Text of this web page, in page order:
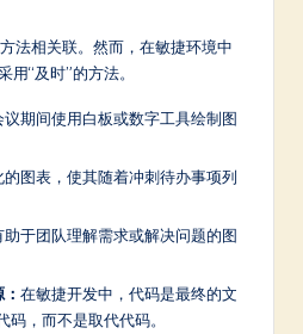
法相关联。然而，在敏捷环境中
“及时”的方法。
议期间使用白板或数字工具绘制图
的图表，使其随着冲刺待办事项列
助于团队理解需求或解决问题的图
在敏捷开发中，代码是最终的文
码，而不是取代代码。